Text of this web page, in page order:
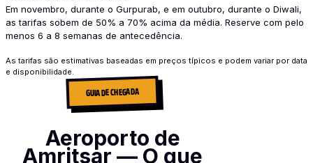
Em novembro, durante o Gurpurab, e em outubro, durante o Diwali,
as tarifas sobem de 50% a 70% acima da média. Reserve com pelo
menos 6 a 8 semanas de antecedência.
As tarifas são estimativas baseadas em preços típicos e podem variar por data
e disponibilidade.
GUIA DE CHEGADA
Aeroporto de
Amritsar — O que